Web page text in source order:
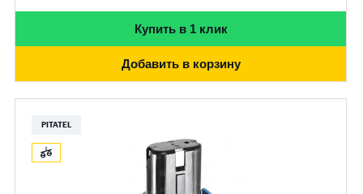
Купить в 1 клик
Добавить в корзину
PITATEL